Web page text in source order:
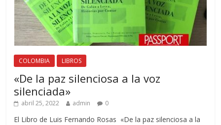
COLOMBIA LIBROS
«De la paz silenciosa a la voz
silenciada»
abril 25, 2022 admin 0
El Libro de Luis Fernando Rosas «De la paz silenciosa a la